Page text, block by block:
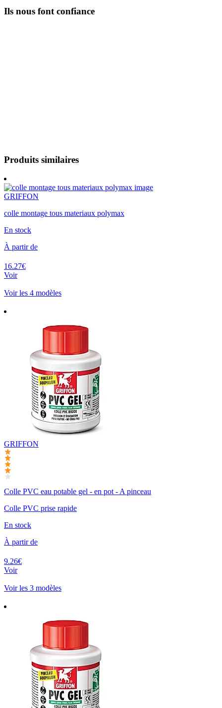
Ils nous font confiance
Produits similaires
GRIFFON
colle montage tous materiaux polymax
En stock
À partir de
16.27€
Voir
Voir les 4 modèles
GRIFFON
Colle PVC eau potable gel - en pot - A pinceau
Colle PVC prise rapide
En stock
À partir de
9.26€
Voir
Voir les 3 modèles